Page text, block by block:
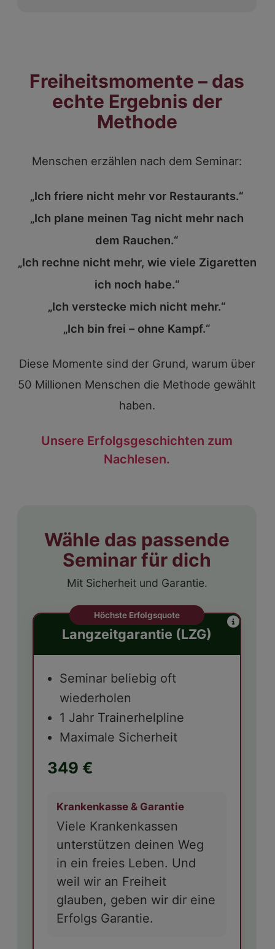
Freiheitsmomente – das
echte Ergebnis der
Methode
Menschen erzählen nach dem Seminar:
„Ich friere nicht mehr vor Restaurants.“
„Ich plane meinen Tag nicht mehr nach
dem Rauchen.“
„Ich rechne nicht mehr, wie viele Zigaretten
ich noch habe.“
„Ich verstecke mich nicht mehr.“
„Ich bin frei – ohne Kampf.“
Diese Momente sind der Grund, warum über
50 Millionen Menschen die Methode gewählt
haben.
Unsere Erfolgsgeschichten zum
Nachlesen.
Wähle das passende
Seminar für dich
Mit Sicherheit und Garantie.
Höchste Erfolgsquote
Langzeitgarantie (LZG)
Seminar beliebig oft
wiederholen
1 Jahr Trainerhelpline
Maximale Sicherheit
349 €
Krankenkasse & Garantie
Viele Krankenkassen
unterstützen deinen Weg
in ein freies Leben. Und
weil wir an Freiheit
glauben, geben wir dir eine
Erfolgs Garantie.